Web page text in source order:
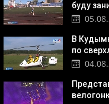
буду
В
по